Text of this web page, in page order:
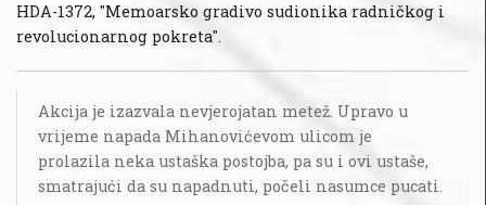
HDA-1372, "Memoarsko gradivo sudionika radničkog i
revolucionarnog pokreta".
Akcija je izazvala nevjerojatan metež. Upravo u
vrijeme napada Mihanovićevom ulicom je
prolazila neka ustaška postojba, pa su i ovi ustaše,
smatrajući da su napadnuti, počeli nasumce pucati.